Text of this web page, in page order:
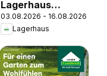
Lagerhaus
Wochen
Angebote
03.08.2026 - 16.08.2026
Lagerhaus